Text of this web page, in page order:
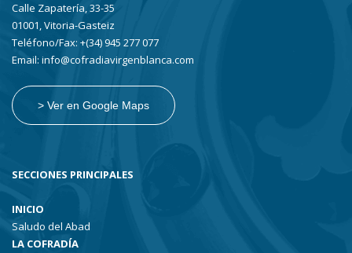
Calle Zapatería, 33-35
01001, Vitoria-Gasteiz
Teléfono/Fax: +(34) 945 277 077
Email: info@cofradiavirgenblanca.com
> Ver en Google Maps
SECCIONES PRINCIPALES
INICIO
Saludo del Abad
LA COFRADÍA